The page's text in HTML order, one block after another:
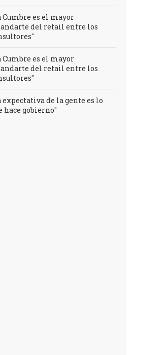
Cumbre es el mayor
del retail entre los
Cumbre es el mayor
del retail entre los
expectativa de la gente es lo
hace gobierno"